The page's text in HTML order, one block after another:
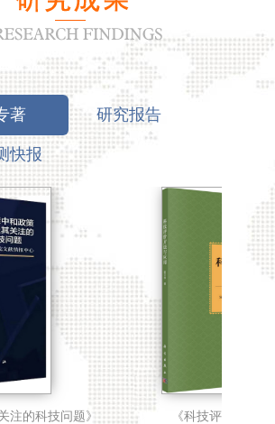
著 研究报告
快报
的科技问题》 《科技评价方法与应